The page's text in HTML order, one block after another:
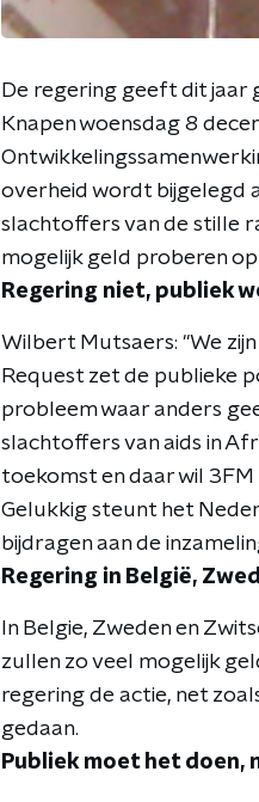
De regering geeft dit jaar
Knapen woensdag 8
overheid wordt bijgelegd
slachtoffers van de stille
mogelijk geld proberen
Regering niet, publiek
Wilbert Mutsaers: "We
Request zet de publieke
probleem waar anders
slachtoffers van aids in
toekomst en daar wil
Gelukkig steunt het
bijdragen aan de
Regering in België,
In Belgie, Zweden en
zullen zo veel mogelijk
regering de actie, net
gedaan.
Publiek moet het doen,